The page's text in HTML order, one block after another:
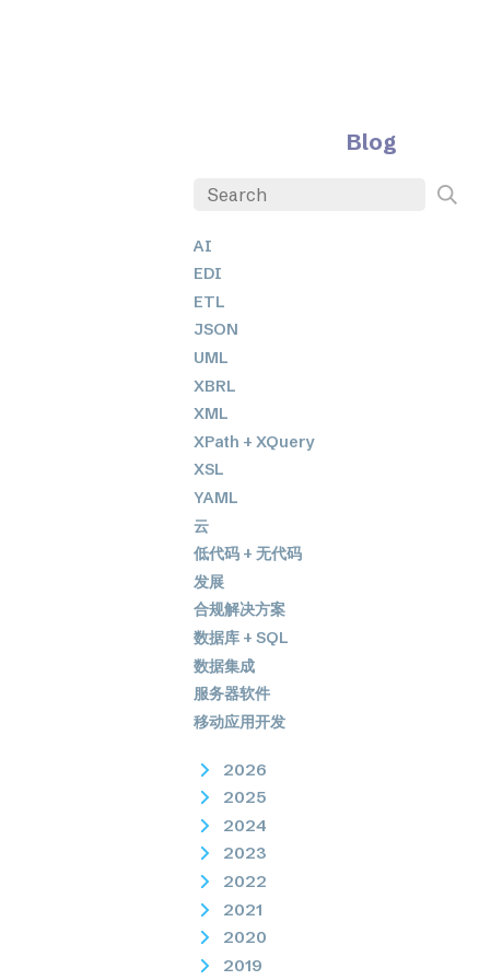
Blog
AI
EDI
ETL
JSON
UML
XBRL
XML
XPath + XQuery
XSL
YAML
云
低代码 + 无代码
发展
合规解决方案
数据库 + SQL
数据集成
服务器软件
移动应用开发
2026
2025
2024
2023
2022
2021
2020
2019